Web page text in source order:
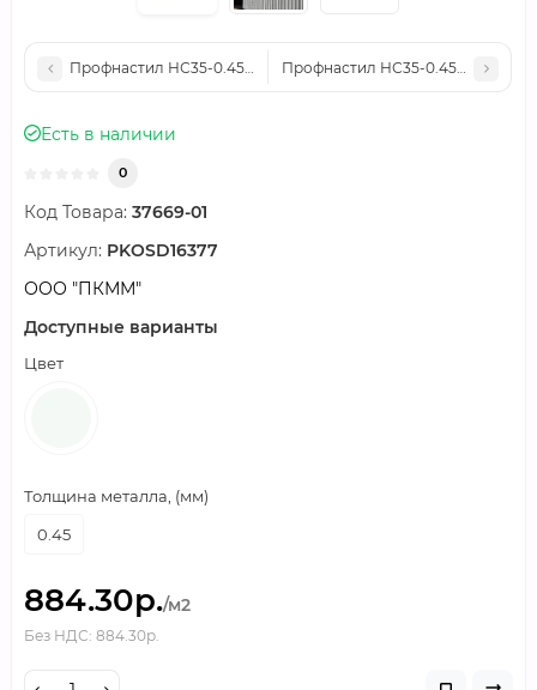
Профнастил НС35-0.45-1000 Полиэстер RAL9002
Профнастил НС35-0.45-1000
Есть в наличии
0
Код Товара: 37669-01
Артикул: PKOSD16377
ООО "ПКММ"
Доступные варианты
Цвет
Толщина металла, (мм)
0.45
884.30р./м2
Без НДС: 884.30р.